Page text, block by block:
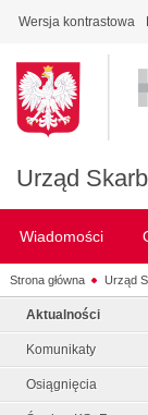
Wersja kontrastowa
Urząd
Wiadomości
Strona główna Urząd
Aktualności
Komunikaty
Osiągnięcia